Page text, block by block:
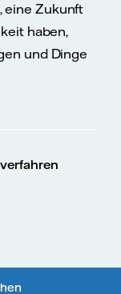
eine Zukunft
haben,
und Dinge